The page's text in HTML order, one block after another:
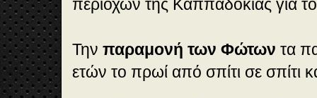
περιοχών της Καππαδοκίας για
Την παραμονή των Φώτων τα
ετών το πρωί από σπίτι σε σπίτι